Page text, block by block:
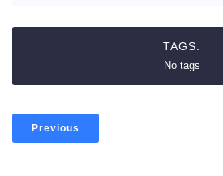
TAGS:
No tags
Previous